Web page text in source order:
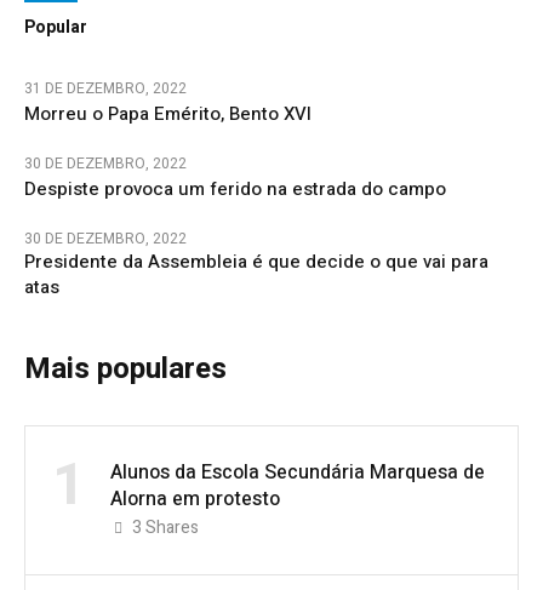
Popular
31 DE DEZEMBRO, 2022
Morreu o Papa Emérito, Bento XVI
30 DE DEZEMBRO, 2022
Despiste provoca um ferido na estrada do campo
30 DE DEZEMBRO, 2022
Presidente da Assembleia é que decide o que vai para
atas
Mais populares
1
Alunos da Escola Secundária Marquesa de
Alorna em protesto
3Shares